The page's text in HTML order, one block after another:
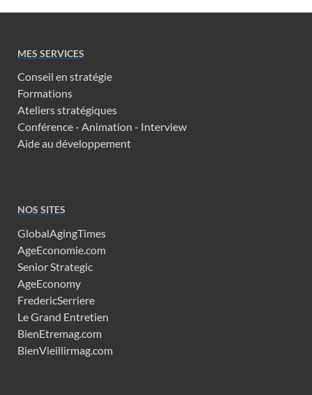
MES SERVICES
Conseil en stratégie
Formations
Ateliers stratégiques
Conférence - Animation - Interview
Aide au développement
NOS SITES
GlobalAgingTimes
AgeEconomie.com
Senior Strategic
AgeEconomy
FredericSerriere
Le Grand Entretien
BienEtremag.com
BienVieillirmag.com